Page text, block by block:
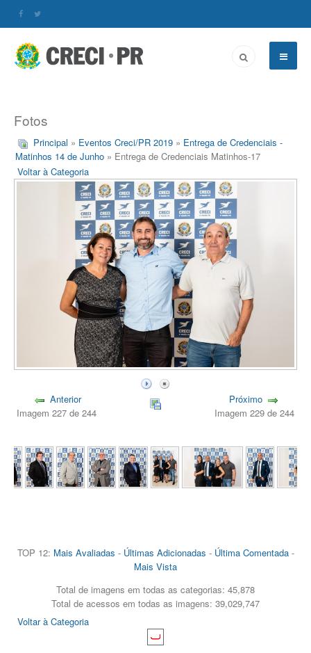
Fotos
Principal » Eventos Creci/PR 2019 » Entrega de Credenciais -
Matinhos 14 de Junho » Entrega de Credenciais Matinhos-17
Voltar à Categoria
Anterior
Imagem 227 de 244
Próximo
Imagem 229 de 244
TOP 12: Mais Avaliadas - Últimas Adicionadas - Última Comentada-
Mais Vista
Total de imagens em todas as categorias: 45,878
Total de acessos em todas as imagens: 39,029,747
Voltar à Categoria